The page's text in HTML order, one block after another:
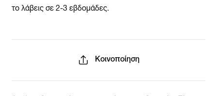
το λάβεις σε 2-3 εβδομάδες.
Κοινοποίηση